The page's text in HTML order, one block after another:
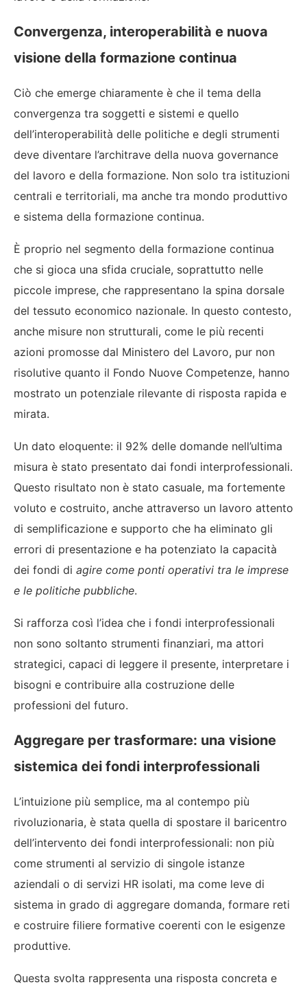
Convergenza, interoperabilità e nuova
visione della formazione continua
Ciò che emerge chiaramente è che il tema della
convergenza tra soggetti e sistemi e quello
dell’interoperabilità delle politiche e degli strumenti
deve diventare l’architrave della nuova governance
del lavoro e della formazione. Non solo tra istituzioni
centrali e territoriali, ma anche tra mondo produttivo
e sistema della formazione continua.
È proprio nel segmento della formazione continua
che si gioca una sfida cruciale, soprattutto nelle
piccole imprese, che rappresentano la spina dorsale
del tessuto economico nazionale. In questo contesto,
anche misure non strutturali, come le più recenti
azioni promosse dal Ministero del Lavoro, pur non
risolutive quanto il Fondo Nuove Competenze, hanno
mostrato un potenziale rilevante di risposta rapida e
mirata.
Un dato eloquente: il 92% delle domande nell’ultima
misura è stato presentato dai fondi interprofessionali.
Questo risultato non è stato casuale, ma fortemente
voluto e costruito, anche attraverso un lavoro attento
di semplificazione e supporto che ha eliminato gli
errori di presentazione e ha potenziato la capacità
dei fondi di agire come ponti operativi tra le imprese
e le politiche pubbliche.
Si rafforza così l’idea che i fondi interprofessionali
non sono soltanto strumenti finanziari, ma attori
strategici, capaci di leggere il presente, interpretare i
bisogni e contribuire alla costruzione delle
professioni del futuro.
Aggregare per trasformare: una visione
sistemica dei fondi interprofessionali
L’intuizione più semplice, ma al contempo più
rivoluzionaria, è stata quella di spostare il baricentro
dell’intervento dei fondi interprofessionali: non più
come strumenti al servizio di singole istanze
aziendali o di servizi HR isolati, ma come leve di
sistema in grado di aggregare domanda, formare reti
e costruire filiere formative coerenti con le esigenze
produttive.
Questa svolta rappresenta una risposta concreta e